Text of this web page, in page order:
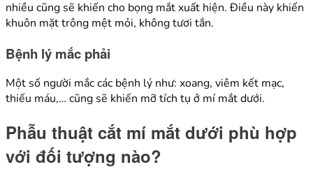
nhiều cũng sẽ khiến cho bọng mắt xuất hiện. Điều này khiến
khuôn mặt trông mệt mỏi, không tươi tắn.
Bệnh lý mắc phải
Một số người mắc các bệnh lý như: xoang, viêm kết mạc,
thiếu máu,… cũng sẽ khiến mỡ tích tụ ở mí mắt dưới.
Phẫu thuật cắt mí mắt dưới phù hợp
với đối tượng nào?